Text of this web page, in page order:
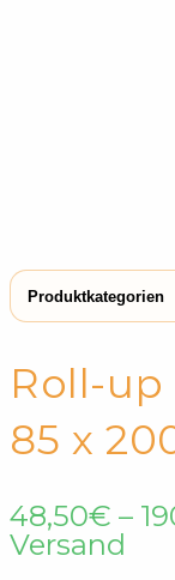
Produktkategorien
Roll-
85 x
48,50€ –
Versand